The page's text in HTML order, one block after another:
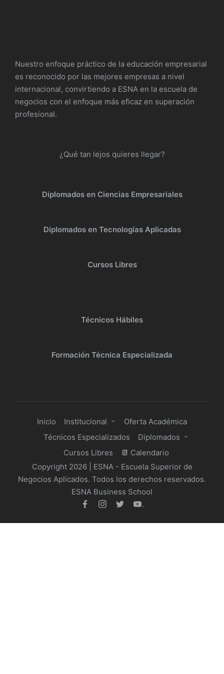
Nuestro enfoque práctico de la educación empresarial
es reconocido por las mejores empresas a nivel
internacional, convirtiendo a ESNA en la escuela de
negocios con el enfoque más eficaz en superación
profesional.
¿Qué tan lejos quieres llegar?
Diplomados en Ciencias Empresariales
Diplomados en Tecnologías Aplicadas
Cursos Libres
Técnicos Hábiles
Formación Técnica Especializada
Inicio Institucional
Oferta Académica
Técnicos Especializados
Diplomados
Cursos Libres
📆 Calendario
Copyright 2026 | ESNA - Escuela Superior de
Negocios Aplicados. Todos los derechos reservados.
ESNA Business School
facebookInstagram
TwitterYoutube
.